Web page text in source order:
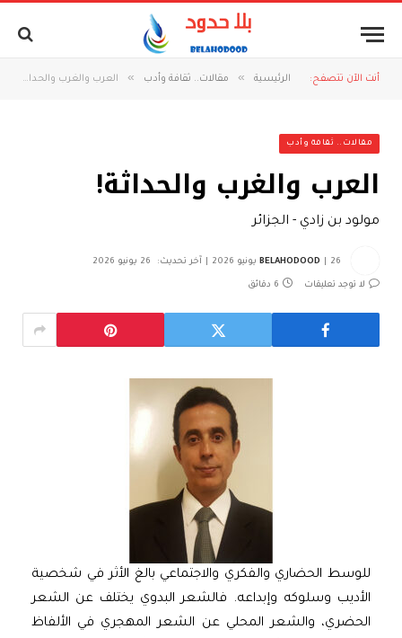
أنت الآن تتصفح: الرئيسية » مقالات.. ثقافة وأدب » العرب والغرب والحداثة!
مقالات.. ثقافة وأدب
العرب والغرب والحداثة!
مولود بن زادي - الجزائر
BELAHODOOD 26 يونيو 2026 آخر تحديث: 26 يونيو 2026
لا توجد تعليقات 6 دقائق
للوسط الحضاري والفكري والاجتماعي بالغ الأثر في شخصية
الأديب وسلوكه وإبداعه. فالشعر البدوي يختلف عن الشعر
الحضري، والشعر المحلي عن الشعر المهجري في الألفاظ